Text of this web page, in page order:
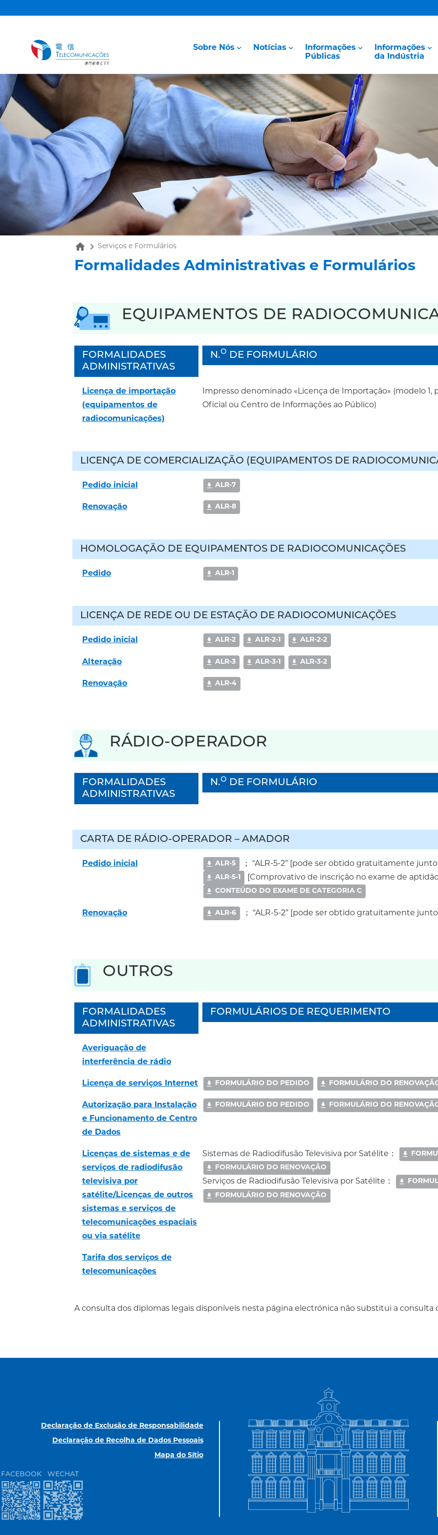
Sobre Nós Notícias
Informações
Públicas
Informações
da Indústria
home Serviços e Formulários
Formalidades Administrativas e Formulários
EQUIPAMENTOS DE
FORMALIDADES
ADMINISTRATIVAS
N.O DE FORMULÁRIO
Licença de importação
(equipamentos de
radiocomunicações)
Impresso denominado «Licença de Importação» (modelo
Oficial ou Centro de Informações ao Público)
LICENÇA DE COMERCIALIZAÇÃO (EQUIPAMENTOS DE
Pedido inicial ALR-7
Renovação ALR-8
HOMOLOGAÇÃO DE EQUIPAMENTOS DE RADIOCOMUNICAÇÕES
Pedido ALR-1
LICENÇA DE REDE OU DE ESTAÇÃO DE RADIOCOMUNICAÇÕES
Pedido inicial ALR-2 ALR-2-1 ALR-2-2
Alteração ALR-3 ALR-3-1 ALR-3-2
Renovação ALR-4
RÁDIO-OPERADOR
FORMALIDADES
ADMINISTRATIVAS
N.O DE FORMULÁRIO
CARTA DE RÁDIO-OPERADOR – AMADOR
Pedido inicial ALR-5 ； “ALR-5-2” [pode ser obtido gratuitamente junto
ALR-5-1 [Comprovativo de inscrição no exame de
CONTEÚDO DO EXAME DE CATEGORIA C
Renovação ALR-6 ； “ALR-5-2” [pode ser obtido gratuitamente junto
OUTROS
FORMALIDADES
ADMINISTRATIVAS
FORMULÁRIOS DE REQUERIMENTO
Averiguação de
interferência de rádio
Licença de serviços Internet FORMULÁRIO DO PEDIDO FORMULÁRIO DO
Autorização para Instalação
e Funcionamento de Centro
de Dados
FORMULÁRIO DO PEDIDO FORMULÁRIO DO
Licenças de sistemas e de
serviços de radiodifusão
televisiva por
satélite/Licenças de outros
sistemas e serviços de
telecomunicações espaciais
ou via satélite
Sistemas de Radiodifusão Televisiva por Satélite ：
FORMULÁRIO DO RENOVAÇÃO
Serviços de Radiodifusão Televisiva por Satélite ：
FORMULÁRIO DO RENOVAÇÃO
Tarifa dos serviços de
telecomunicações
A consulta dos diplomas legais disponíveis nesta página electrónica não substitui a consulta
FACEBOOK WECHAT
Declaração de Exclusão de Responsabilidade
Declaração de Recolha de Dados Pessoais
Mapa do Sítio